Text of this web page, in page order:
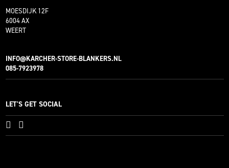
MOESDIJK 12F
6004 AX
WEERT
INFO@KARCHER-STORE-BLANKERS.NL
085-7923978
LET'S GET SOCIAL